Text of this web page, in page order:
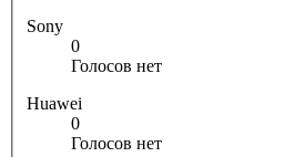
Sony
0
Голосов нет
Huawei
0
Голосов нет